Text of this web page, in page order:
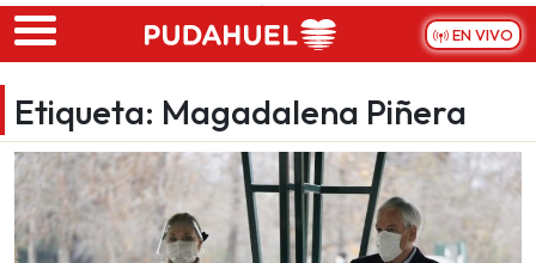
Skip to main content
EN VIVO
Etiqueta: Magadalena Piñera